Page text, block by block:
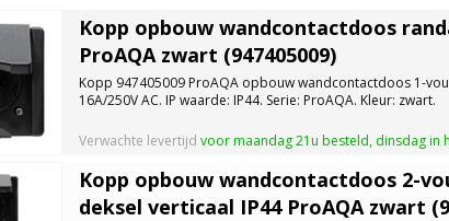
Kopp opbouw wandcontactdoos
ProAQA zwart (947405009)
Kopp 947405009 ProAQA opbouw wandcontactdoos 1-
16A/250V AC. IP waarde: IP44. Serie: ProAQA. Kleur: zwart.
Verwachte levertijd voor maandag 21u besteld, dinsdag in
Kopp opbouw wandcontactdoos 2-
deksel verticaal IP44 ProAQA zwart